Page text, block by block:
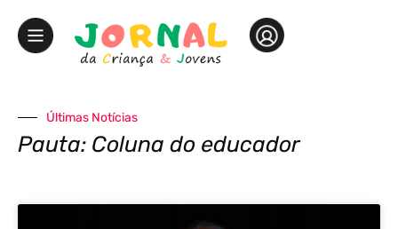
Últimas Notícias
Pauta: Coluna do educador